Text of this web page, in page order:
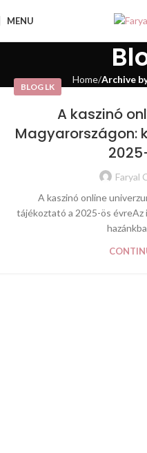
MENU
Home Archive
BLOG LK
A kaszinó
Magyarországon:
Faryal
A kaszinó online
tájékoztató a 2025-ös